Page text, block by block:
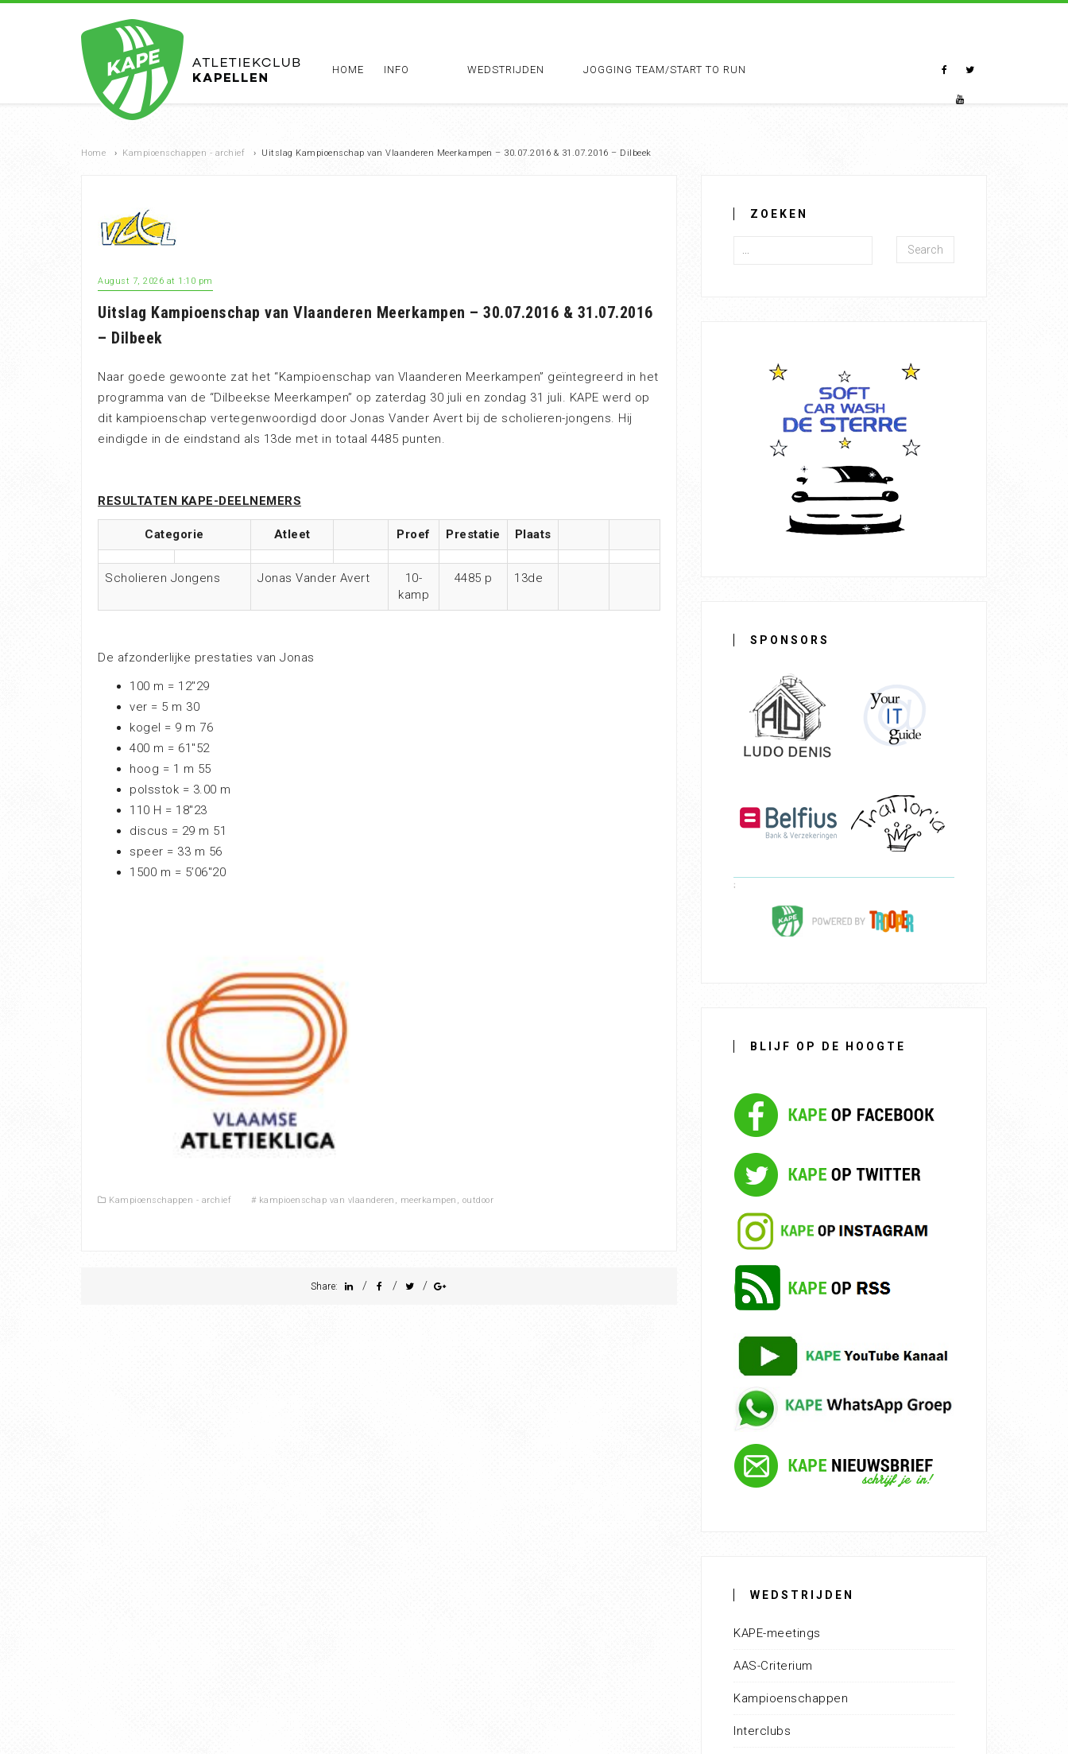
HOME INFO WEDSTRIJDEN JOGGING TEAM/START TO RUN
Home › Kampioenschappen - archief › Uitslag Kampioenschap van Vlaanderen Meerkampen – 30.07.2016 & 31.07.2016 – Dilbeek
August 7, 2026 at 1:10 pm
Uitslag Kampioenschap van Vlaanderen Meerkampen – 30.07.2016 & 31.07.2016
– Dilbeek
Naar goede gewoonte zat het “Kampioenschap van Vlaanderen Meerkampen” geïntegreerd in het
programma van de “Dilbeekse Meerkampen” op zaterdag 30 juli en zondag 31 juli. KAPE werd op
dit kampioenschap vertegenwoordigd door Jonas Vander Avert bij de scholieren-jongens. Hij
eindigde in de eindstand als 13de met in totaal 4485 punten.
RESULTATEN KAPE-DEELNEMERS
Categorie Atleet Proef Prestatie Plaats
Scholieren Jongens Jonas Vander Avert
10-
kamp
4485 p 13de
De afzonderlijke prestaties van Jonas
100 m = 12″29
ver = 5 m 30
kogel = 9 m 76
400 m = 61″52
hoog = 1 m 55
polsstok = 3.00 m
110 H = 18″23
discus = 29 m 51
speer = 33 m 56
1500 m = 5’06″20
Kampioenschappen - archief # kampioenschap van vlaanderen meerkampen outdoor
Share: / / /
ZOEKEN
Search
SPONSORS
BLIJF OP DE HOOGTE
WEDSTRIJDEN
KAPE-meetings
AAS-Criterium
Kampioenschappen
Interclubs